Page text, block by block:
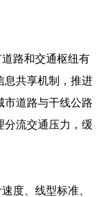
路和交通枢纽有
息共享机制，推进
市道路与干线公路
分流交通压力，缓
度、线型标准、